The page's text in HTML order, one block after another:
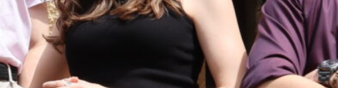
der saarländischen Hochschulen
die Interessen der Studierenden noch